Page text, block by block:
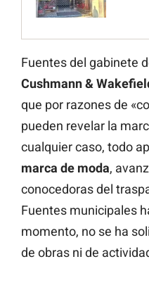
Fuentes del gabinete
Cushmann &
que por razones de
pueden revelar la
cualquier caso, todo
marca de moda,
conocedoras del
Fuentes municipales
momento, no se ha
de obras ni de